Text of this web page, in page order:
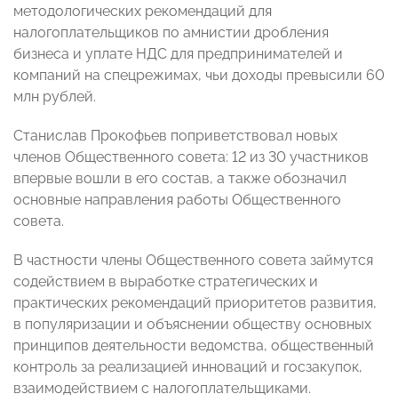
методологических рекомендаций для
налогоплательщиков по амнистии дробления
бизнеса и уплате НДС для предпринимателей и
компаний на спецрежимах, чьи доходы превысили 60
млн рублей.
Станислав Прокофьев поприветствовал новых
членов Общественного совета: 12 из 30 участников
впервые вошли в его состав, а также обозначил
основные направления работы Общественного
совета.
В частности члены Общественного совета займутся
содействием в выработке стратегических и
практических рекомендаций приоритетов развития,
в популяризации и объяснении обществу основных
принципов деятельности ведомства, общественный
контроль за реализацией инноваций и госзакупок,
взаимодействием с налогоплательщиками.